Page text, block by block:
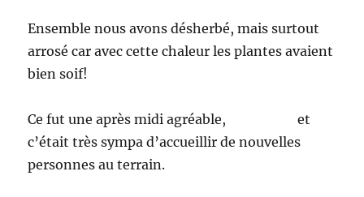
Ensemble nous avons désherbé, mais surtout
arrosé car avec cette chaleur les plantes avaient
bien soif!
Ce fut une après midi agréable, et
c’était très sympa d’accueillir de nouvelles
personnes au terrain.